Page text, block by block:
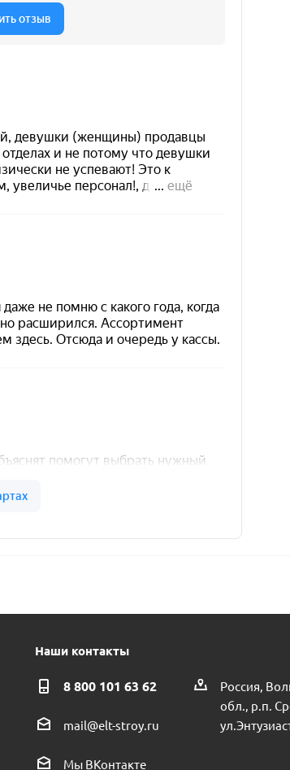
Наши контакты
8 800 101 63 62
mail@elt-stroy.ru
Мы ВКонтакте
Россия,
обл., р.п.